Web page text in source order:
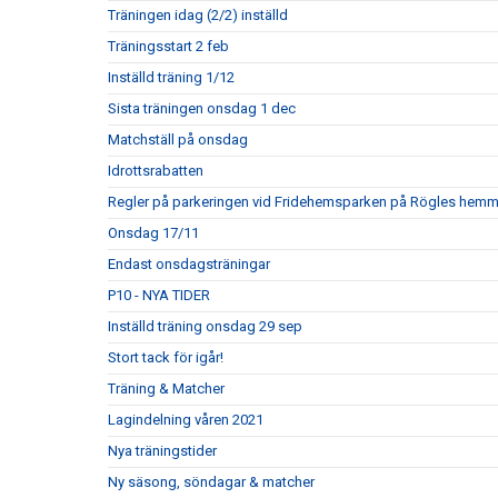
Träningen idag (2/2) inställd
Träningsstart 2 feb
Inställd träning 1/12
Sista träningen onsdag 1 dec
Matchställ på onsdag
Idrottsrabatten
Regler på parkeringen vid Fridehemsparken på Rögles
Onsdag 17/11
Endast onsdagsträningar
P10 - NYA TIDER
Inställd träning onsdag 29 sep
Stort tack för igår!
Träning & Matcher
Lagindelning våren 2021
Nya träningstider
Ny säsong, söndagar & matcher